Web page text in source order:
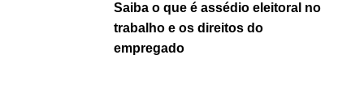
Saiba o que é assédio eleitoral no
trabalho e os direitos do
empregado